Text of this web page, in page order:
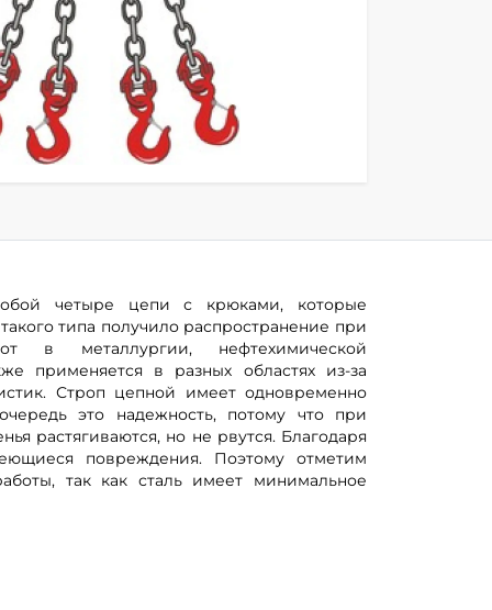
четыре цепи с крюками, которые
типа получило распространение при
в металлургии, нефтехимической
применяется в разных областях из-за
Строп цепной имеет одновременно
это надежность, потому что при
растягиваются, но не рвутся. Благодаря
повреждения. Поэтому отметим
так как сталь имеет минимальное